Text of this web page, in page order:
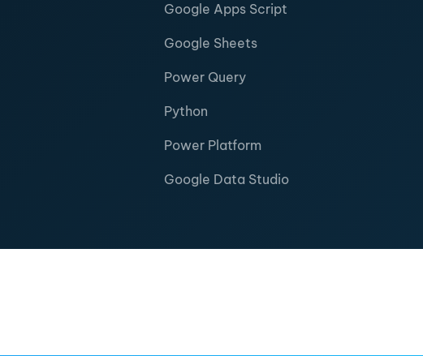
Google Apps Script
Google Sheets
Power Query
Python
Power Platform
Google Data Studio